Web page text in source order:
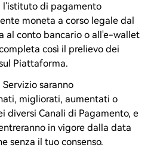
l'istituto di pagamento
moneta a corso legale dal
al conto bancario o all'e-wallet
così il prelievo dei
Piattaforma.
saranno
migliorati, aumentati o
diversi Canali di Pagamento, e
in vigore dalla data
senza il tuo consenso.